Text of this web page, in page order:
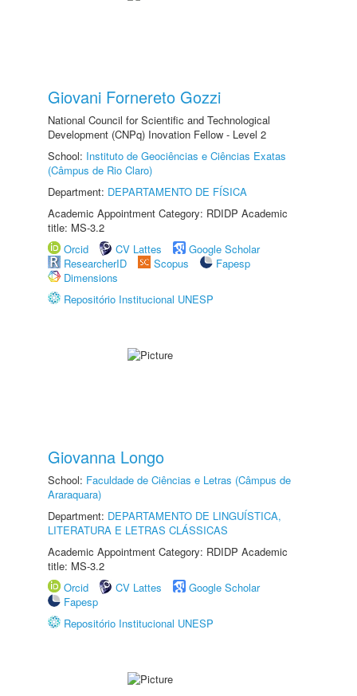
Giovani Fornereto Gozzi
National Council for Scientific and Technological
Development (CNPq) Inovation Fellow - Level 2
School: Instituto de Geociências e Ciências Exatas
(Câmpus de Rio Claro)
Department: DEPARTAMENTO DE FÍSICA
Academic Appointment Category: RDIDP Academic
title: MS-3.2
Orcid
CV Lattes
Google Scholar
ResearcherID
Scopus
Fapesp
Dimensions
Repositório Institucional UNESP
Giovanna Longo
School: Faculdade de Ciências e Letras (Câmpus de
Araraquara)
Department: DEPARTAMENTO DE LINGUÍSTICA,
LITERATURA E LETRAS CLÁSSICAS
Academic Appointment Category: RDIDP Academic
title: MS-3.2
Orcid
CV Lattes
Google Scholar
Fapesp
Repositório Institucional UNESP